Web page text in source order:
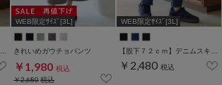
【股下６０ｃｍ】デニムスキニー(股下60/63/66/69/72/75cm展開)
WEB限定ｻｲｽﾞ[3L]
きれいめガウチョパンツ
￥1,980 税込
￥2,680税込
WEB限定ｻｲｽﾞ[3L]
【股下７２ｃｍ】デニムスキニー(股下60/63/66/69/72/75cm展開)
￥2,480 税込